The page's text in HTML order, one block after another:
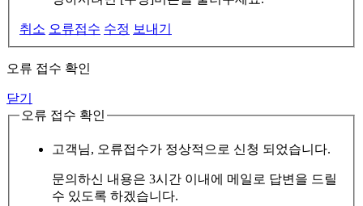
취소 오류접수 수정 보내기
오류 접수 확인
닫기
오류 접수 확인
고객님, 오류접수가 정상적으로 신청 되었습니다.
문의하신 내용은 3시간 이내에 메일로 답변을 드릴
수 있도록 하겠습니다.